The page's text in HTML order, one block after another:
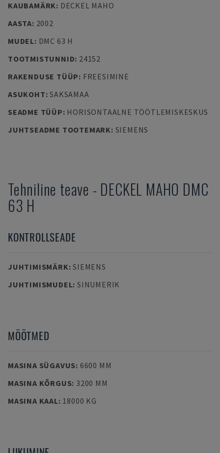
KAUBAMÄRK: DECKEL MAHO
AASTA: 2002
MUDEL: DMC 63 H
TOOTMISTUNNID: 24152
RAKENDUSE TÜÜP: FREESIMINE
ASUKOHT:SAKSAMAA
SEADME TÜÜP: HORISONTAALNE TÖÖTLEMISKESKUS
JUHTSEADME TOOTEMARK: SIEMENS
Tehniline teave - DECKEL MAHO DMC
63 H
KONTROLLSEADE
JUHTIMISMÄRK:SIEMENS
JUHTIMISMUDEL: SINUMERIK
MÕÕTMED
MASINA SÜGAVUS: 6600 MM
MASINA KÕRGUS: 3200 MM
MASINA KAAL: 18000 KG